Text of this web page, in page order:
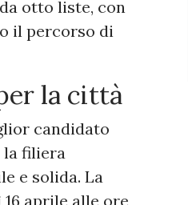
otto liste, con
il percorso di
la città
candidato
la filiera
e solida. La
aprile alle ore